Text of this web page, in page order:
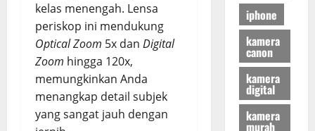
kelas menengah. Lensa
periskop ini mendukung
Optical Zoom 5x dan Digital
Zoom hingga 120x,
memungkinkan Anda
menangkap detail subjek
yang sangat jauh dengan
iphone
kamera
canon
kamera
digital
kamera
murah